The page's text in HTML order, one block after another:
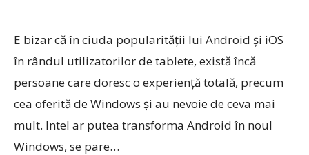
E bizar că în ciuda popularităţii lui Android şi iOS
în rândul utilizatorilor de tablete, există încă
persoane care doresc o experienţă totală, precum
cea oferită de Windows şi au nevoie de ceva mai
mult. Intel ar putea transforma Android în noul
Windows, se pare…